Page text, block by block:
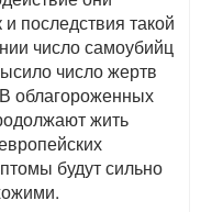
последствия такой
число самоубийц
число жертв
облагороженных
жить
будут сильно